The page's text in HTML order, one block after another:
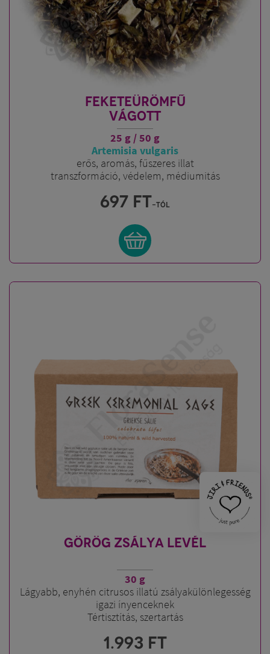
FEKETEÜRÖMFŰ
VÁGOTT
25 g / 50 g
Artemisia vulgaris
erős, aromás, fűszeres illat
transzformáció, védelem, médiumitás
697 FT-tól
GÖRÖG ZSÁLYA LEVÉL
30 g
Lágyabb, enyhén citrusos illatú zsályakülönlegesség
igazi ínyenceknek
Tértisztítás, szertartás
1.993 FT